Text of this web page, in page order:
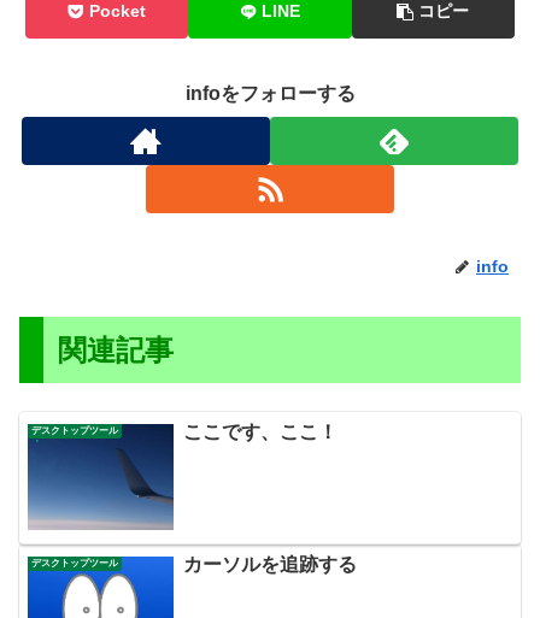
Pocket LINE コピー
infoをフォローする
info
関連記事
デスクトップツール ここです、ここ！
デスクトップツール カーソルを追跡する